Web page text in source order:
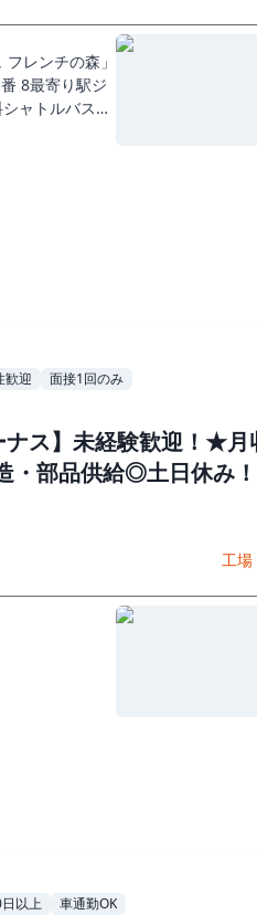
レンチの森」
8最寄り駅ジ
ャトルバスあ
当社の運営す
歓迎 面接1回のみ
ナス】未経験歓迎！★月
・部品供給◎土日休み
工場
以上 車通勤OK